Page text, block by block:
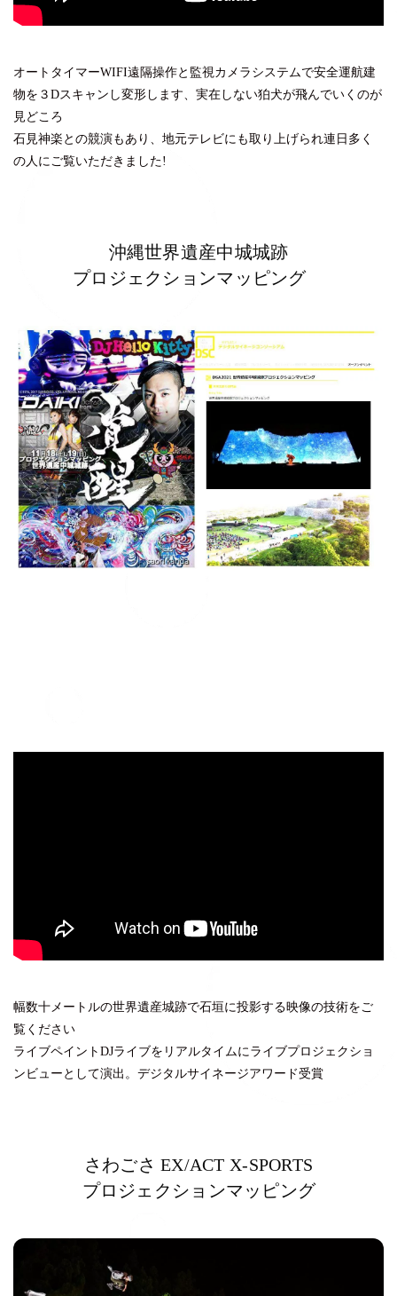
オートタイマーWIFI遠隔操作と監視カメラシステムで安全運航建
物を３Dスキャンし変形します、実在しない狛犬が飛んでいくのが
見どころ
石見神楽との競演もあり、地元テレビにも取り上げられ連日多く
の人にご覧いただきました!
沖縄世界遺産中城城跡
プロジェクションマッピング
幅数十メートルの世界遺産城跡で石垣に投影する映像の技術をご
覧ください
ライブペイントDJライブをリアルタイムにライブプロジェクショ
ンビューとして演出。デジタルサイネージアワード受賞
さわごさ EX/ACT X-SPORTS
プロジェクションマッピング